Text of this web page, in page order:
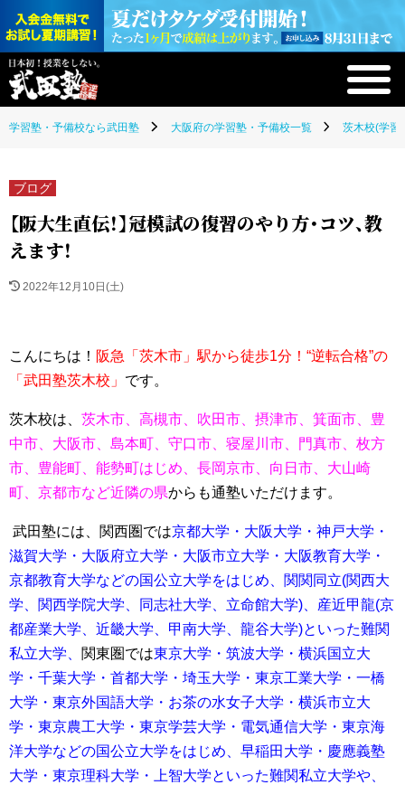
学習塾・予備校なら武田塾 大阪府の学習塾・予備校一覧 茨木校(学習
ブログ
【阪大生直伝！】冠模試の復習のやり方・コツ、教
えます！
2022年12月10日(土)
こんにちは！ 阪急「茨木市」駅から徒歩1分！“逆転合格”の
「武田塾茨木校」 です。
茨木校は、 茨木市、高槻市、吹田市、摂津市、箕面市、豊
中市、大阪市、島本町、守口市、寝屋川市、門真市、枚方
市、豊能町、能勢町はじめ、長岡京市、向日市、大山崎
町、京都市など近隣の県からも通塾いただけます。
武田塾には、関西圏では京都大学・大阪大学・神戸大学・
滋賀大学・大阪府立大学・大阪市立大学・大阪教育大学・
京都教育大学などの国公立大学をはじめ、関関同立(関西大
学、関西学院大学、同志社大学、立命館大学)、産近甲龍(京
都産業大学、近畿大学、甲南大学、龍谷大学)といった難関
私立大学、 関東圏では東京大学・筑波大学・横浜国立大
学・千葉大学・首都大学・埼玉大学・ 東京工業大学・一橋
大学・東京外国語大学・お茶の水女子大学・横浜市立大
学・東京農工大学・東京学芸大学・電気通信大学・東京海
洋大学などの国公立大学をはじめ、 早稲田大学・慶應義塾
大学・東京理科大学・上智大学といった難関私立大学や、